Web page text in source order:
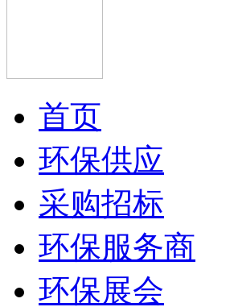
首页
环保供应
采购招标
环保服务商
环保展会